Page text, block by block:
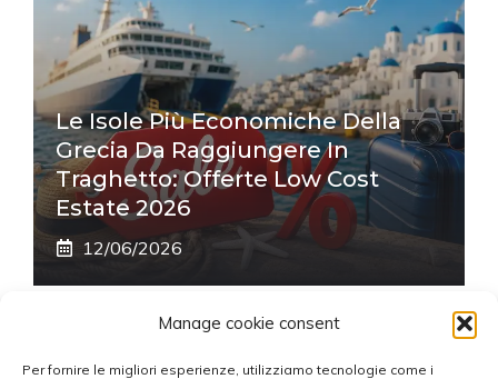
Manage cookie consent
Per fornire le migliori esperienze, utilizziamo tecnologie come i
Le Isole Più Economiche Della
Grecia Da Raggiungere In
Traghetto: Offerte Low Cost
Estate 2026
12/06/2026